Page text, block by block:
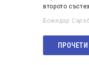
второто
Божидар